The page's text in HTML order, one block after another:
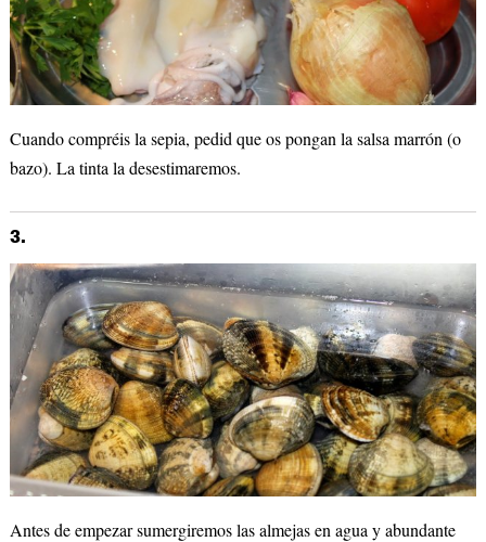
Cuando compréis la sepia, pedid que os pongan la salsa marrón (o
bazo). La tinta la desestimaremos.
3.
Antes de empezar sumergiremos las almejas en agua y abundante